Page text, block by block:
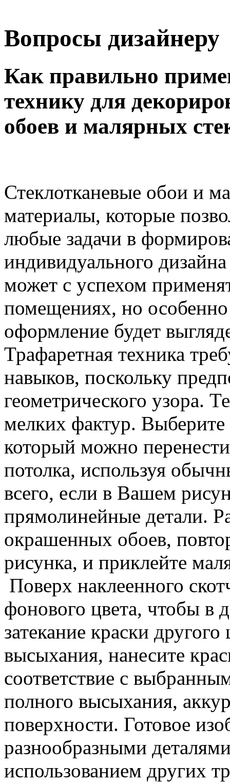
Вопросы дизайнеру
Как правильно
технику для
обоев и малярных
Стеклотканевые обои и
материалы, которые
любые задачи в
индивидуального
может с успехом
помещениях, но особенно
оформление будет
Трафаретная техника
навыков, поскольку
геометрического узора.
мелких фактур.
который можно
потолка, используя
всего, если в Вашем
прямолинейные детали.
окрашенных обоев,
рисунка, и приклейте
Поверх наклеенного
фонового цвета, чтобы в
затекание краски
высыхания, нанесите
соответствие с
полного высыхания,
поверхности. Готовое
разнообразными
использованием других